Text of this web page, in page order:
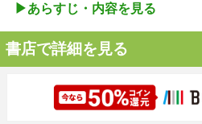
▶︎あらすじ・内容を見る
書店で詳細を見る